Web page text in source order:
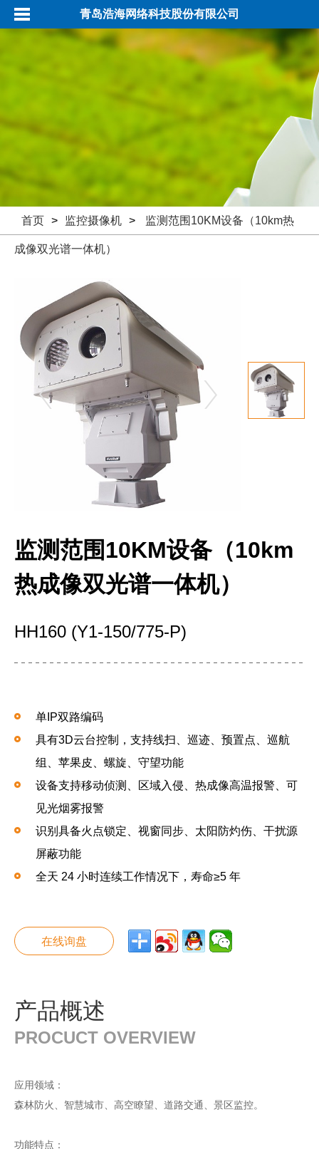
青岛浩海网络科技股份有限公司
首页 > 监控摄像机 > 监测范围10KM设备（10km热
成像双光谱一体机）
监测范围10KM设备（10km
热成像双光谱一体机）
HH160 (Y1-150/775-P)
单IP双路编码
具有3D云台控制，支持线扫、巡迹、预置点、巡航
组、苹果皮、螺旋、守望功能
设备支持移动侦测、区域入侵、热成像高温报警、可
见光烟雾报警
识别具备火点锁定、视窗同步、太阳防灼伤、干扰源
屏蔽功能
全天 24 小时连续工作情况下，寿命≥5 年
在线询盘
产品概述
PROCUCT OVERVIEW
应用领域：
森林防火、智慧城市、高空瞭望、道路交通、景区监控。
功能特点：